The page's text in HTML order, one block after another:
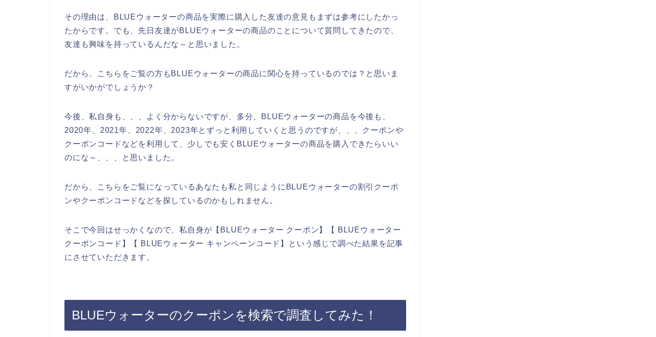
その理由は、BLUEウォーターの商品を実際に購入した友達の意見もまずは参考にしたかっ
たからです。でも、先日友達がBLUEウォーターの商品のことについて質問してきたので、
友達も興味を持っているんだな～と思いました。
だから、こちらをご覧の方もBLUEウォーターの商品に関心を持っているのでは？と思いま
すがいかがでしょうか？
今後、私自身も、、、よく分からないですが、多分、BLUEウォーターの商品を今後も、
2020年、2021年、2022年、2023年とずっと利用していくと思うのですが、、、クーポンや
クーポンコードなどを利用して、少しでも安くBLUEウォーターの商品を購入できたらいい
のにな～、、、と思いました。
だから、こちらをご覧になっているあなたも私と同じようにBLUEウォーターの割引クーポ
ンやクーポンコードなどを探しているのかもしれません。
そこで今回はせっかくなので、私自身が【BLUEウォーター クーポン】【 BLUEウォーター
クーポンコード】【 BLUEウォーター キャンペーンコード】という感じで調べた結果を記事
にさせていただきます。
BLUEウォーターのクーポンを検索で調査してみた！